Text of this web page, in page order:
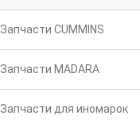
Запчасти CUMMINS
Запчасти MADARA
Запчасти для иномарок